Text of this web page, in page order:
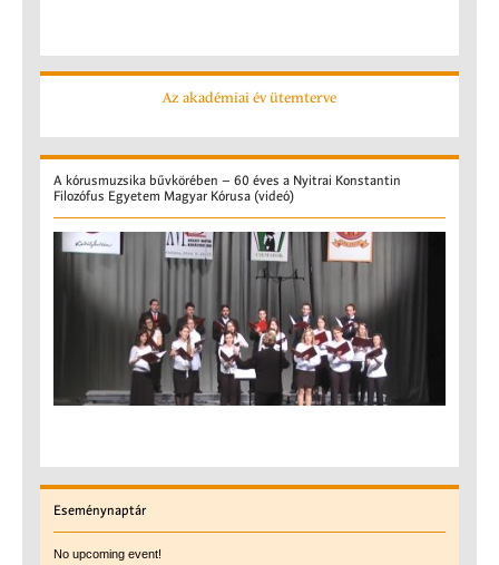
Az akadémiai év ütemterve
A kórusmuzsika bűvkörében – 60 éves a Nyitrai Konstantin
Filozófus Egyetem Magyar Kórusa (videó)
Eseménynaptár
No upcoming event!